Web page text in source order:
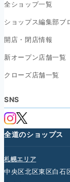
全ショップ一覧
ショップス編集部ブ
開店・閉店情報
新オープン店舗一覧
クローズ店舗一覧
SNS
全道のショップス
札幌エリア
中央区北区東区白石